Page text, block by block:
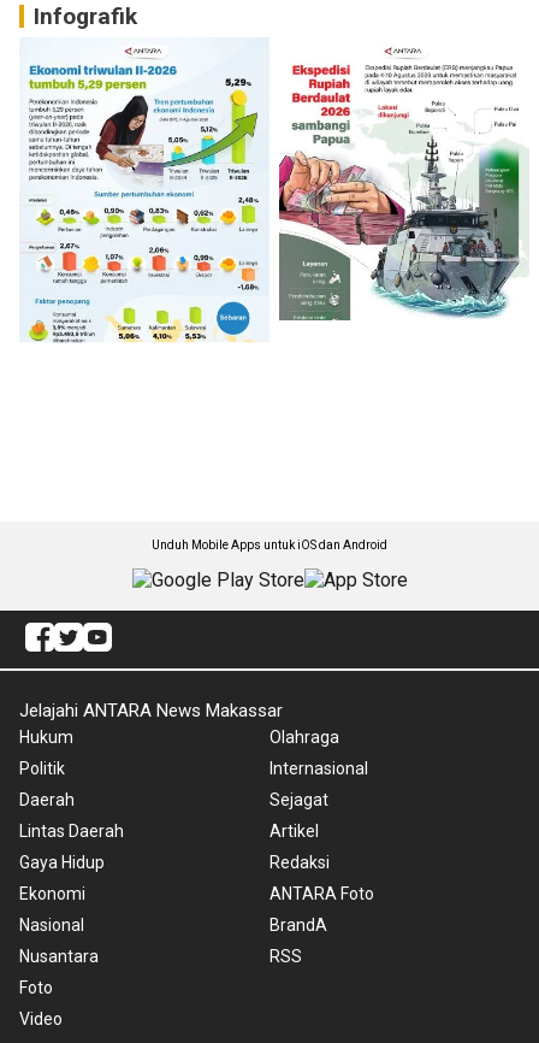
Infografik
Unduh Mobile Apps untuk iOS dan Android
Jelajahi ANTARA News Makassar
Hukum
Politik
Daerah
Lintas Daerah
Gaya Hidup
Ekonomi
Nasional
Nusantara
Foto
Video
Olahraga
Internasional
Sejagat
Artikel
Redaksi
ANTARA Foto
BrandA
RSS